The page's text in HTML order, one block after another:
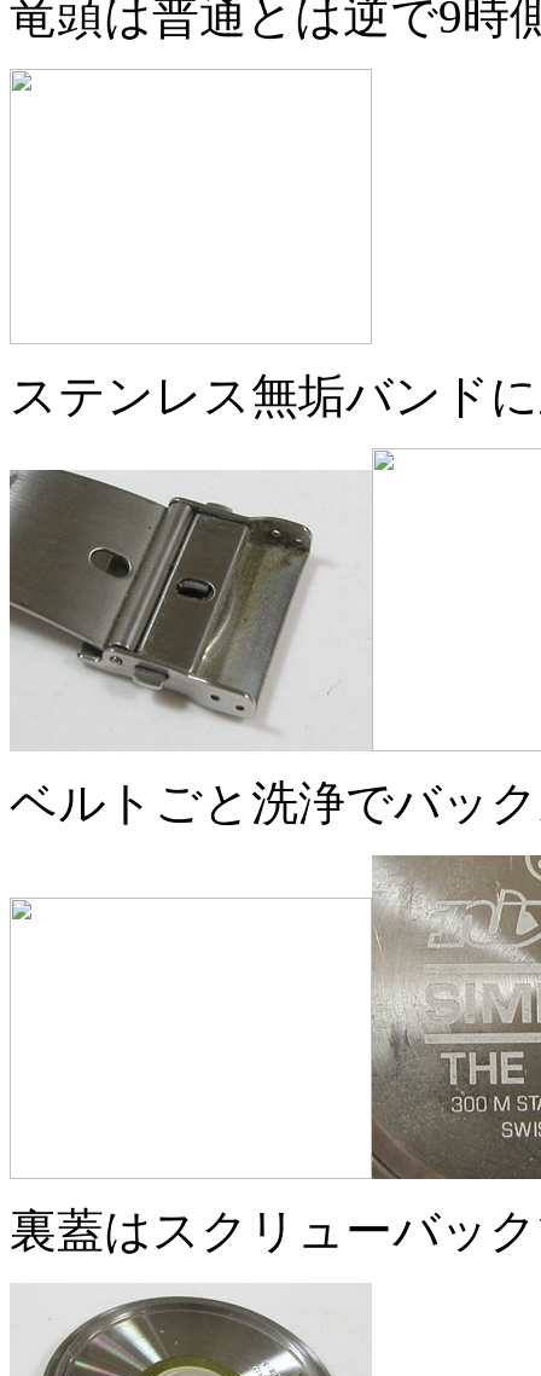
竜頭は普通とは逆で9時
ステンレス無垢バンド
ベルトごと洗浄でバッ
裏蓋はスクリューバッ